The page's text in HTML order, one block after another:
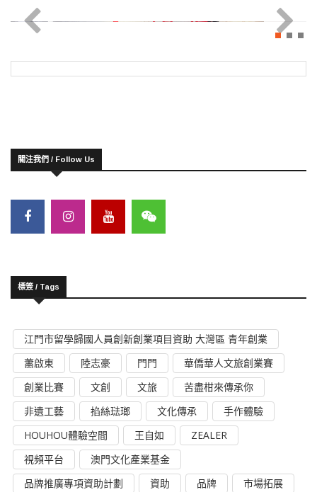
關注我們 / Follow Us
標簽 / Tags
江門市留學歸國人員創新創業項目資助 大灣區 青年創業
蕭啟東
陸志豪 門門
華僑華人文旅創業賽
創業比賽
文創 文旅
苦盡柑來傳承你
非遺工藝
掐絲琺瑯 文化傳承
手作體驗
HOUHOU體驗空間
王自如
ZEALER
視頻平台
澳門文化產業基金
品牌推廣專項資助計劃
資助 品牌
市場拓展